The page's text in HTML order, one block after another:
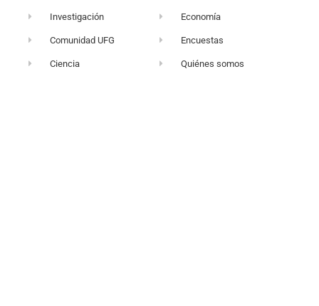
Investigación
Comunidad UFG
Ciencia
Economía
Encuestas
Quiénes somos